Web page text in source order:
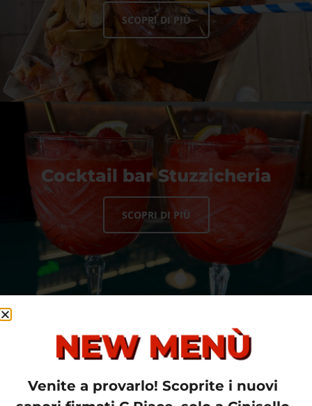
SCOPRI DI PIÙ
Cocktail bar Stuzzicheria
SCOPRI DI PIÙ
NEW MENÙ
Venite a provarlo! Scoprite i nuovi